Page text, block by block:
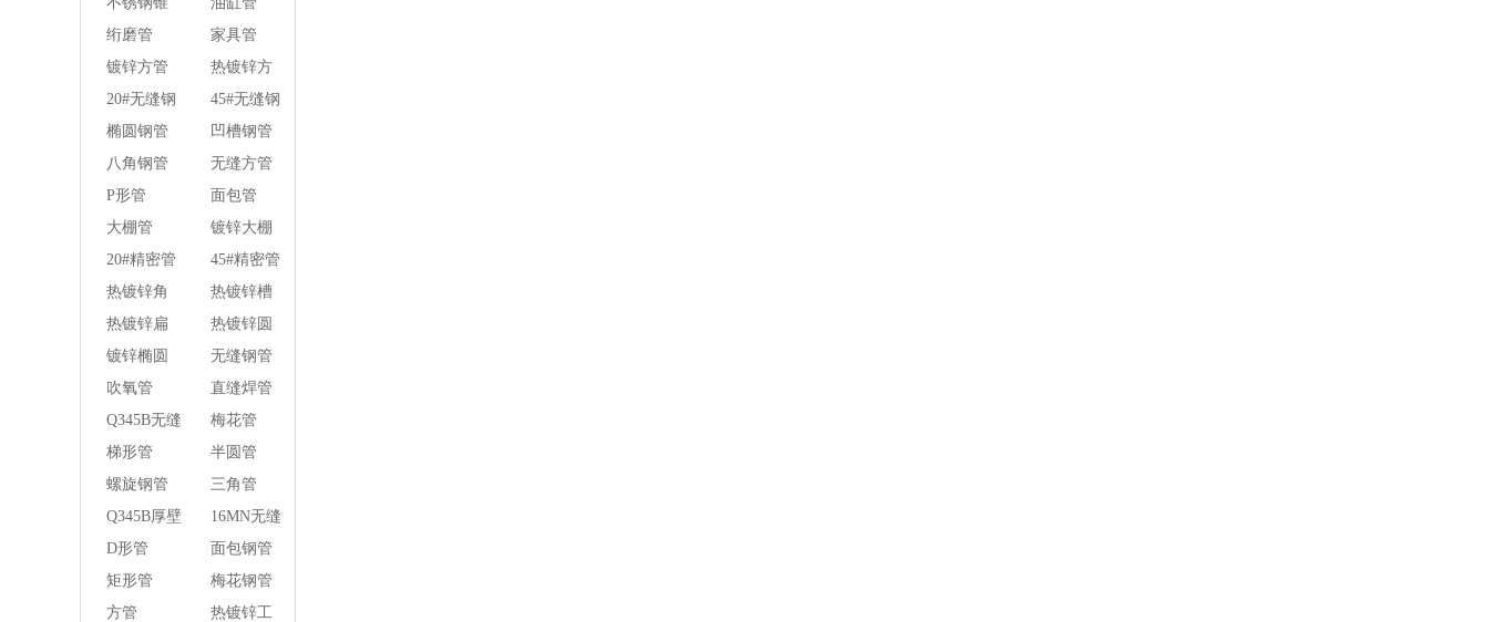
形钢管
绗磨管
家具管
镀锌方管
热镀锌方
管
20#无缝钢
管
45#无缝钢
管
椭圆钢管
凹槽钢管
八角钢管
无缝方管
P形管
面包管
大棚管
镀锌大棚
管
20#精密管
45#精密管
热镀锌角
钢
热镀锌槽
钢
热镀锌扁
钢
热镀锌圆
钢
镀锌椭圆
管
无缝钢管
吹氧管
直缝焊管
Q345B无缝
钢管
梅花管
梯形管
半圆管
螺旋钢管
三角管
Q345B厚壁
方管
16MN无缝
钢管
D形管
面包钢管
矩形管
梅花钢管
方管
热镀锌工